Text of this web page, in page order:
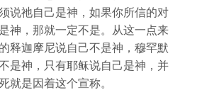
说祂自己是神，如果你所信的对
神，那就一定不是。从这一点来
释迦摩尼说自己不是神，穆罕默
是神，只有耶稣说自己是神，并
就是因着这个宣称。